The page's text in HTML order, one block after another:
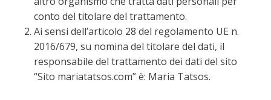
conto del titolare del trattamento.
Ai sensi dell’articolo 28 del regolamento UE n.
2016/679, su nomina del titolare del dati, il
responsabile del trattamento dei dati del sito
“Sito mariatatsos.com” è: Maria Tatsos.